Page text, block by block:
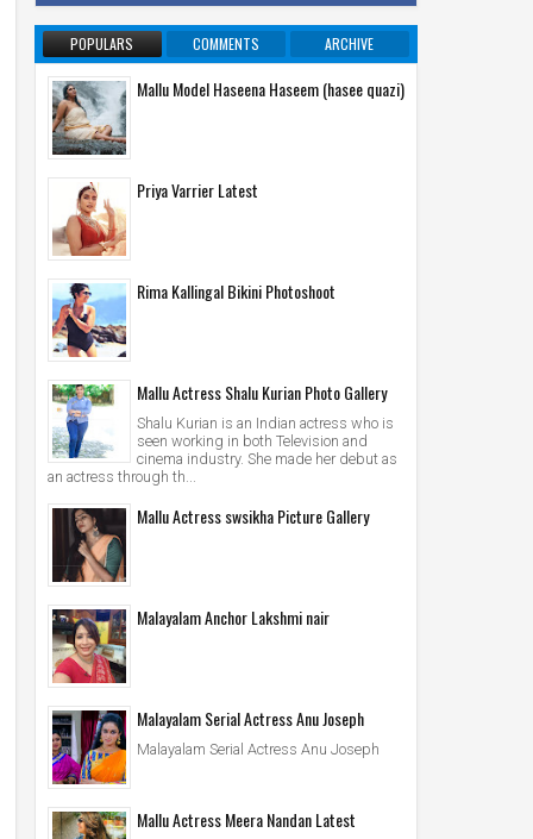
POPULARS COMMENTS ARCHIVE
Mallu Model Haseena Haseem (hasee quazi)
Priya Varrier Latest
Rima Kallingal Bikini Photoshoot
Mallu Actress Shalu Kurian Photo Gallery
Shalu Kurian is an Indian actress who is
seen working in both Television and
cinema industry. She made her debut as
an actress through th...
Mallu Actress swsikha Picture Gallery
Malayalam Anchor Lakshmi nair
Malayalam Serial Actress Anu Joseph
Malayalam Serial Actress Anu Joseph
Mallu Actress Meera Nandan Latest